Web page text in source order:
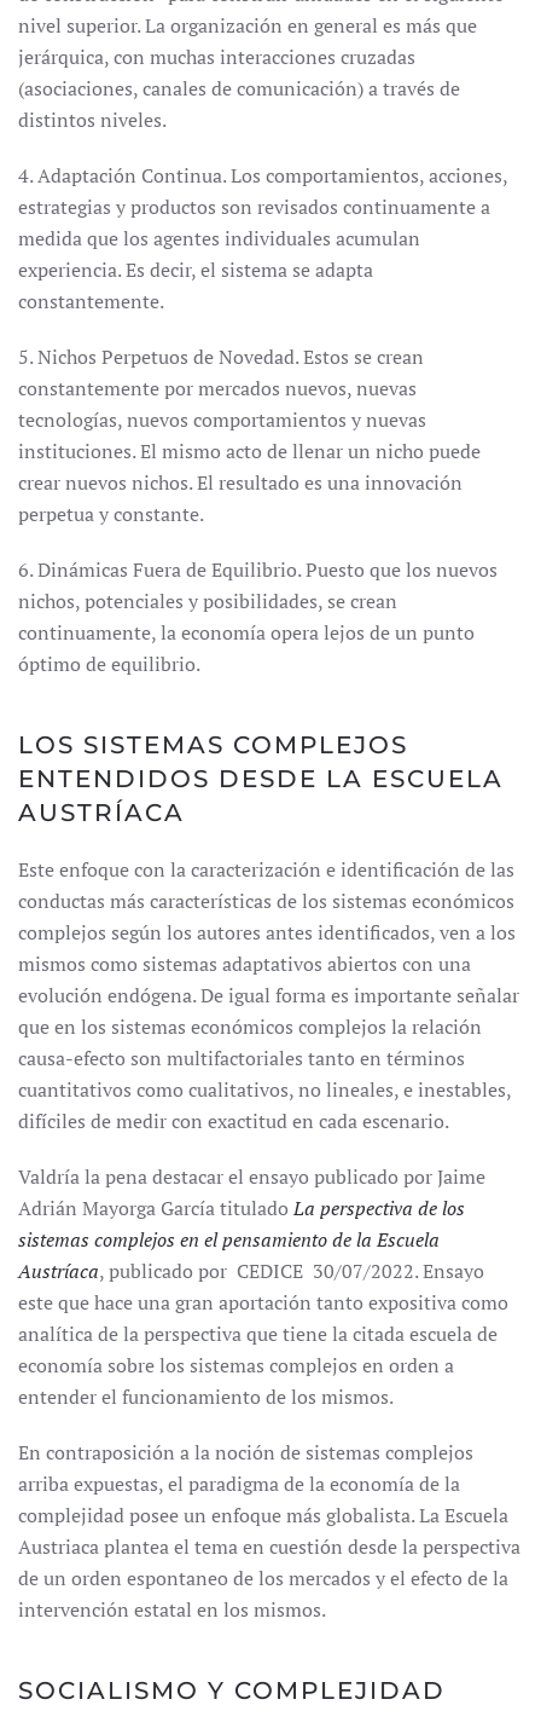
nivel superior. La organización en general es más que
jerárquica, con muchas interacciones cruzadas
(asociaciones, canales de comunicación) a través de
distintos niveles.
4. Adaptación Continua. Los comportamientos, acciones,
estrategias y productos son revisados continuamente a
medida que los agentes individuales acumulan
experiencia. Es decir, el sistema se adapta
constantemente.
5. Nichos Perpetuos de Novedad. Estos se crean
constantemente por mercados nuevos, nuevas
tecnologías, nuevos comportamientos y nuevas
instituciones. El mismo acto de llenar un nicho puede
crear nuevos nichos. El resultado es una innovación
perpetua y constante.
6. Dinámicas Fuera de Equilibrio. Puesto que los nuevos
nichos, potenciales y posibilidades, se crean
continuamente, la economía opera lejos de un punto
óptimo de equilibrio.
LOS SISTEMAS COMPLEJOS
ENTENDIDOS DESDE LA ESCUELA
AUSTRÍACA
Este enfoque con la caracterización e identificación de las
conductas más características de los sistemas económicos
complejos según los autores antes identificados, ven a los
mismos como sistemas adaptativos abiertos con una
evolución endógena. De igual forma es importante señalar
que en los sistemas económicos complejos la relación
causa-efecto son multifactoriales tanto en términos
cuantitativos como cualitativos, no lineales, e inestables,
difíciles de medir con exactitud en cada escenario.
Valdría la pena destacar el ensayo publicado por Jaime
Adrián Mayorga García tituladoLa perspectiva de los
sistemas complejos en el pensamiento de la Escuela
Austríaca, publicado por CEDICE 30/07/2022. Ensayo
este que hace una gran aportación tanto expositiva como
analítica de la perspectiva que tiene la citada escuela de
economía sobre los sistemas complejos en orden a
entender el funcionamiento de los mismos.
En contraposición a la noción de sistemas complejos
arriba expuestas, el paradigma de la economía de la
complejidad posee un enfoque más globalista. La Escuela
Austriaca plantea el tema en cuestión desde la perspectiva
de un orden espontaneo de los mercados y el efecto de la
intervención estatal en los mismos.
SOCIALISMO Y COMPLEJIDAD